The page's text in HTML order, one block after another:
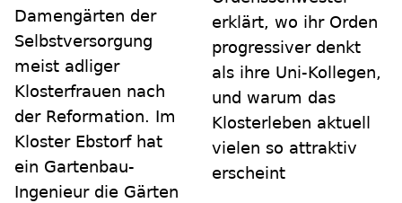
Damengärten der
Selbstversorgung
meist adliger
Klosterfrauen nach
der Reformation. Im
Kloster Ebstorf hat
ein Gartenbau-
Ingenieur die Gärten
erklärt, wo ihr Orden
progressiver denkt
als ihre Uni-Kollegen,
und warum das
Klosterleben aktuell
vielen so attraktiv
erscheint